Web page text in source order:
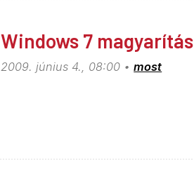
Windows 7 magyarítás
2009. június 4., 08:00 most